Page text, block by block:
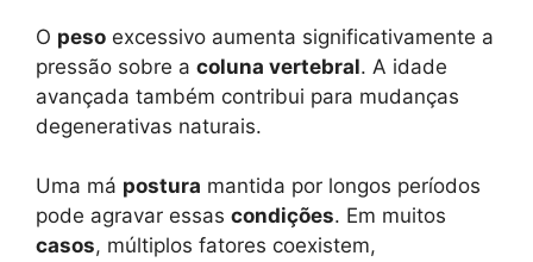
O peso excessivo aumenta significativamente a
pressão sobre a coluna vertebral. A idade
avançada também contribui para mudanças
degenerativas naturais.
Uma má postura mantida por longos períodos
pode agravar essas condições. Em muitos
casos, múltiplos fatores coexistem,